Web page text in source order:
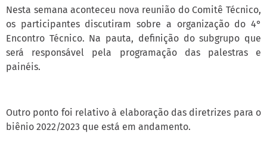
Nesta semana aconteceu nova reunião do Comitê Técnico,
os participantes discutiram sobre a organização do 4°
Encontro Técnico. Na pauta, definição do subgrupo que
será responsável pela programação das palestras e
painéis.
Outro ponto foi relativo à elaboração das diretrizes para o
biênio 2022/2023 que está em andamento.